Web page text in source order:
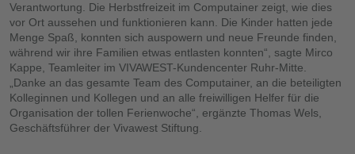
Verantwortung. Die Herbstfreizeit im Computainer zeigt, wie dies
vor Ort aussehen und funktionieren kann. Die Kinder hatten jede
Menge Spaß, konnten sich auspowern und neue Freunde finden,
während wir ihre Familien etwas entlasten konnten“, sagte Mirco
Kappe, Teamleiter im VIVAWEST-Kundencenter Ruhr-Mitte.
„Danke an das gesamte Team des Computainer, an die beteiligten
Kolleginnen und Kollegen und an alle freiwilligen Helfer für die
Organisation der tollen Ferienwoche“, ergänzte Thomas Wels,
Geschäftsführer der Vivawest Stiftung.